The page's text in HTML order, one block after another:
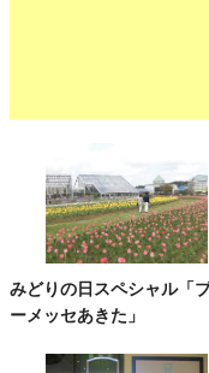
みどりの日スペシャル「
ーメッセあきた」